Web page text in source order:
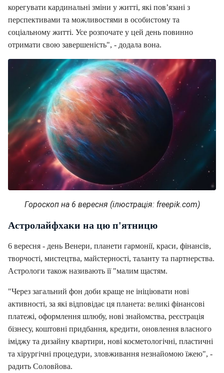
корегувати кардинальні зміни у житті, які пов’язані з
перспективами та можливостями в особистому та
соціальному житті. Усе розпочате у цей день повинно
отримати свою завершеність", - додала вона.
Гороскоп на 6 вересня (ілюстрація: freepik.com)
Астролайфхаки на цю п'ятницю
6 вересня - день Венери, планети гармонії, краси, фінансів,
творчості, мистецтва, майстерності, таланту та партнерства.
Астрологи також називають її "малим щастям.
"Через загальний фон доби краще не ініціювати нові
активності, за які відповідає ця планета: великі фінансові
платежі, оформлення шлюбу, нові знайомства, реєстрація
бізнесу, коштовні придбання, кредити, оновлення власного
іміджу та дизайну квартири, нові косметологічні, пластичні
та хірургічні процедури, зловживання незнайомою їжею", -
радить Соловйова.